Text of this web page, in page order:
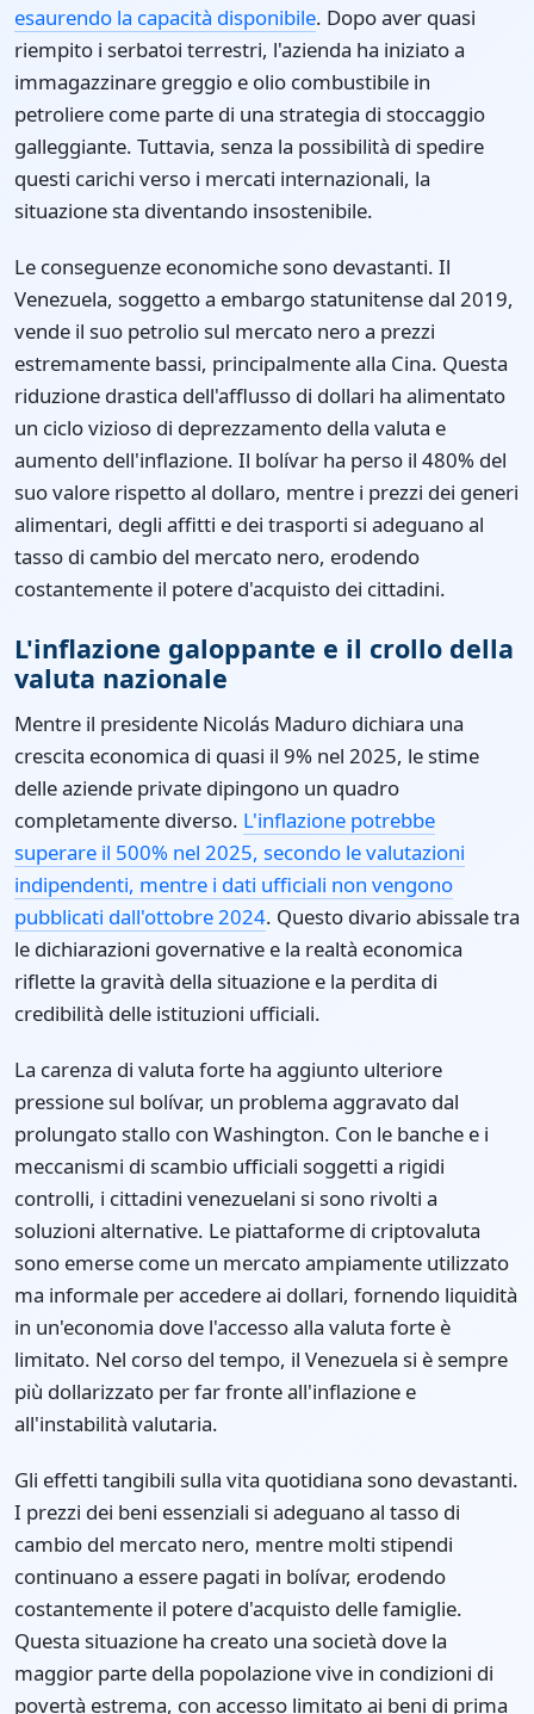
esaurendo la capacità disponibile. Dopo aver quasi
riempito i serbatoi terrestri, l'azienda ha iniziato a
immagazzinare greggio e olio combustibile in
petroliere come parte di una strategia di stoccaggio
galleggiante. Tuttavia, senza la possibilità di spedire
questi carichi verso i mercati internazionali, la
situazione sta diventando insostenibile.
Le conseguenze economiche sono devastanti. Il
Venezuela, soggetto a embargo statunitense dal 2019,
vende il suo petrolio sul mercato nero a prezzi
estremamente bassi, principalmente alla Cina. Questa
riduzione drastica dell'afflusso di dollari ha alimentato
un ciclo vizioso di deprezzamento della valuta e
aumento dell'inflazione. Il bolívar ha perso il 480% del
suo valore rispetto al dollaro, mentre i prezzi dei generi
alimentari, degli affitti e dei trasporti si adeguano al
tasso di cambio del mercato nero, erodendo
costantemente il potere d'acquisto dei cittadini.
L'inflazione galoppante e il crollo della
valuta nazionale
Mentre il presidente Nicolás Maduro dichiara una
crescita economica di quasi il 9% nel 2025, le stime
delle aziende private dipingono un quadro
completamente diverso. L'inflazione potrebbe
superare il 500% nel 2025, secondo le valutazioni
indipendenti, mentre i dati ufficiali non vengono
pubblicati dall'ottobre 2024. Questo divario abissale tra
le dichiarazioni governative e la realtà economica
riflette la gravità della situazione e la perdita di
credibilità delle istituzioni ufficiali.
La carenza di valuta forte ha aggiunto ulteriore
pressione sul bolívar, un problema aggravato dal
prolungato stallo con Washington. Con le banche e i
meccanismi di scambio ufficiali soggetti a rigidi
controlli, i cittadini venezuelani si sono rivolti a
soluzioni alternative. Le piattaforme di criptovaluta
sono emerse come un mercato ampiamente utilizzato
ma informale per accedere ai dollari, fornendo liquidità
in un'economia dove l'accesso alla valuta forte è
limitato. Nel corso del tempo, il Venezuela si è sempre
più dollarizzato per far fronte all'inflazione e
all'instabilità valutaria.
Gli effetti tangibili sulla vita quotidiana sono devastanti.
I prezzi dei beni essenziali si adeguano al tasso di
cambio del mercato nero, mentre molti stipendi
continuano a essere pagati in bolívar, erodendo
costantemente il potere d'acquisto delle famiglie.
Questa situazione ha creato una società dove la
maggior parte della popolazione vive in condizioni di
povertà estrema, con accesso limitato ai beni di prima